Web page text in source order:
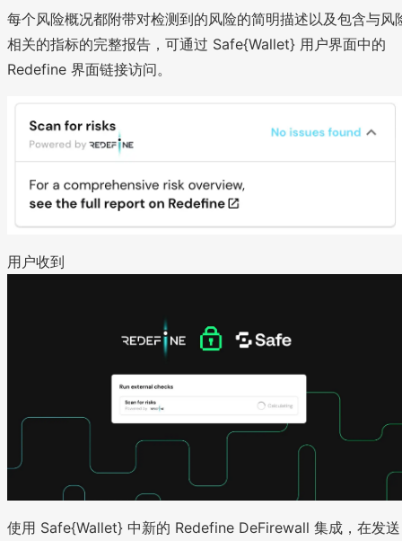
每个风险概况都附带对检测到的风险的简明描述以及包含与风
相关的指标的完整报告，可通过 Safe{Wallet} 用户界面中的
Redefine 界面链接访问。
用户收到
使用 Safe{Wallet} 中新的 Redefine DeFirewall 集成，在发送